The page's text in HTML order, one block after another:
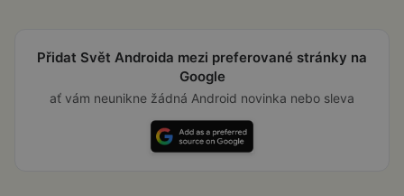
Přidat Svět Androida mezi preferované stránky na
Google
ať vám neunikne žádná Android novinka nebo sleva